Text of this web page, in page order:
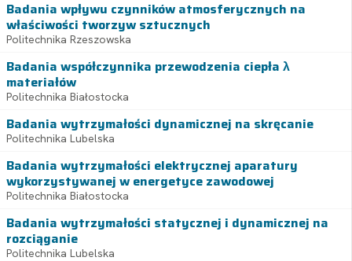
Badania wpływu czynników atmosferycznych na
właściwości tworzyw sztucznych
Politechnika Rzeszowska
Badania współczynnika przewodzenia ciepła λ
materiałów
Politechnika Białostocka
Badania wytrzymałości dynamicznej na skręcanie
Politechnika Lubelska
Badania wytrzymałości elektrycznej aparatury
wykorzystywanej w energetyce zawodowej
Politechnika Białostocka
Badania wytrzymałości statycznej i dynamicznej na
rozciąganie
Politechnika Lubelska